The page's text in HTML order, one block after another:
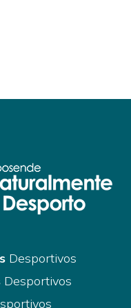
Desportivos
Desportivos